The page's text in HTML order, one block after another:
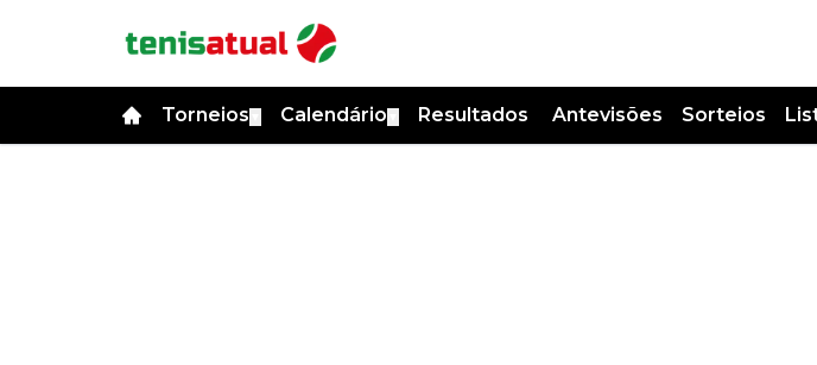
Torneios Calendário Resultados Antevisões Sorteios